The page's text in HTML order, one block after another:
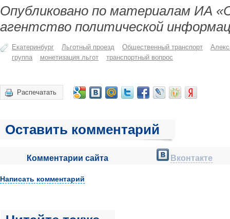
Опубликовано по материалам ИА
агентство политической
Екатеринбург Льготный проезд Общественный транспорт
группа
монетизация льгот транспортный вопрос
Распечатать
Оставить комментарий
Комментарии сайта Вконтакте
Написать комментарий